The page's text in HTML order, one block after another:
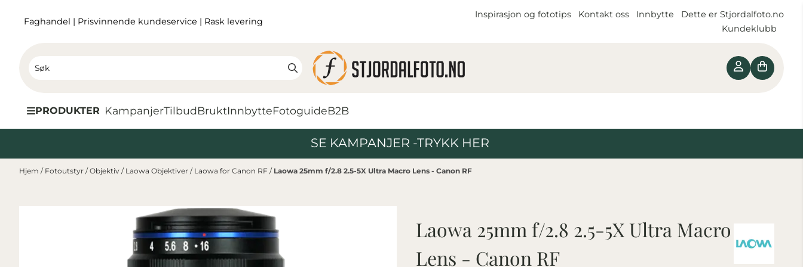
Faghandel | Prisvinnende kundeservice | Rask levering
Inspirasjon og fototips Kontakt oss Innbytte
Dette er Stjordalfoto.no
Kundeklubb
PRODUKTER KampanjerTilbudBruktInnbytteFotoguideB2B
SE KAMPANJER -TRYKK HER
Hjem / Fotoutstyr /Objektiv / Laowa Objektiver / Laowa for Canon RF / Laowa 25mm f/2.8 2.5-5X Ultra Macro Lens - Canon RF
Laowa 25mm f/2.8 2.5-5X Ultra Macro
Lens - Canon RF